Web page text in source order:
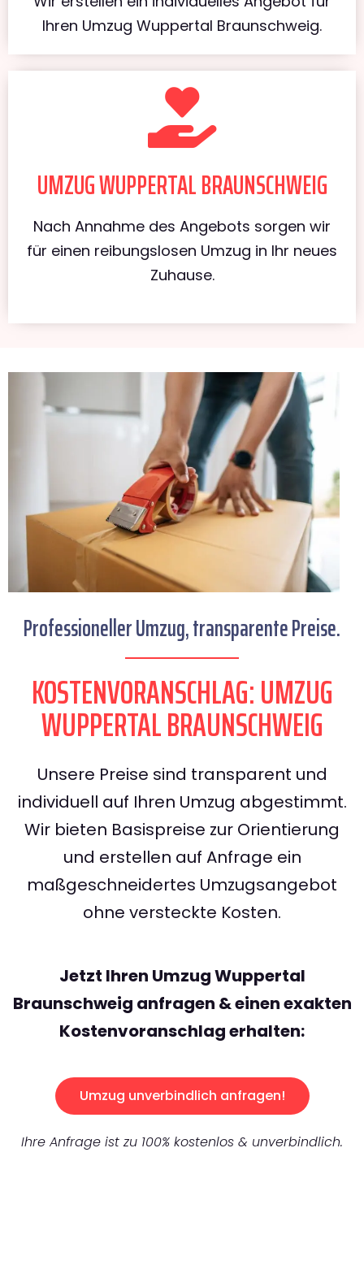
Ihren Umzug Wuppertal Braunschweig.
UMZUG WUPPERTAL BRAUNSCHWEIG
Nach Annahme des Angebots sorgen wir
für einen reibungslosen Umzug in Ihr neues
Zuhause.
Professioneller Umzug, transparente Preise.
KOSTENVORANSCHLAG: UMZUG
WUPPERTAL BRAUNSCHWEIG
Unsere Preise sind transparent und
individuell auf Ihren Umzug abgestimmt.
Wir bieten Basispreise zur Orientierung
und erstellen auf Anfrage ein
maßgeschneidertes Umzugsangebot
ohne versteckte Kosten.
Jetzt Ihren Umzug Wuppertal
Braunschweig anfragen & einen exakten
Kostenvoranschlag erhalten:
Umzug unverbindlich anfragen!
Ihre Anfrage ist zu 100% kostenlos & unverbindlich.